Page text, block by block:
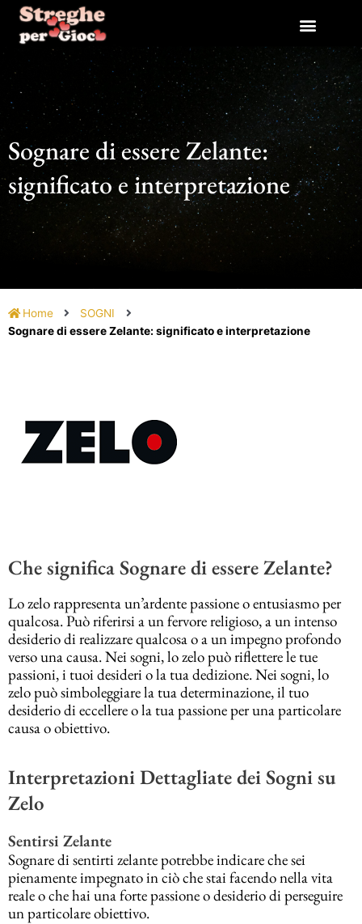
contenuto
Sognare di essere Zelante:
significato e interpretazione
Home
SOGNI
Sognare di essere Zelante: significato e interpretazione
Che significa Sognare di essere Zelante?
Lo zelo rappresenta un’ardente passione o entusiasmo per
qualcosa. Può riferirsi a un fervore religioso, a un intenso
desiderio di realizzare qualcosa o a un impegno profondo
verso una causa. Nei sogni, lo zelo può riflettere le tue
passioni, i tuoi desideri o la tua dedizione. Nei sogni, lo
zelo può simboleggiare la tua determinazione, il tuo
desiderio di eccellere o la tua passione per una particolare
causa o obiettivo.
Interpretazioni Dettagliate dei Sogni su
Zelo
Sentirsi Zelante
Sognare di sentirti zelante potrebbe indicare che sei
pienamente impegnato in ciò che stai facendo nella vita
reale o che hai una forte passione o desiderio di perseguire
un particolare obiettivo.